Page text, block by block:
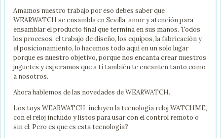
Amamos nuestro trabajo por eso debes saber que
WEARWATCH se ensambla en Sevilla. amor y atención para
ensamblar el producto final que termina en sus manos. Todos
los procesos, el trabajo de diseño, los equipos, la fabricación y
el posicionamiento, lo hacemos todo aquí en un solo lugar
porque es nuestro objetivo, porque nos encanta crear nuestros
juguetes y esperamos que a ti también te encanten tanto como
a nosotros.
Ahora hablemos de las novedades de WEARWATCH.
Los toys WEARWATCH incluyen la tecnología reloj WATCHME,
con el reloj incluido y listos para usar con el control remoto o
sin el. Pero es que es esta tecnología?